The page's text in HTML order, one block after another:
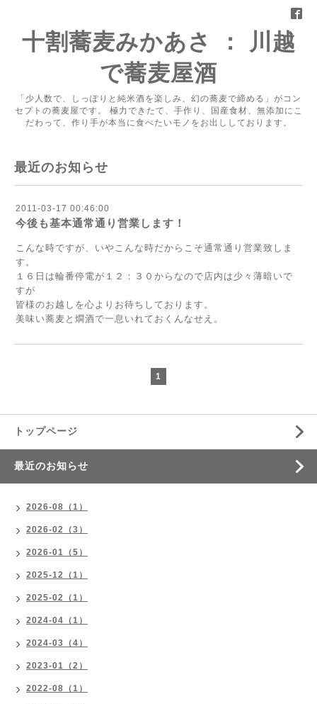
十割蕎麦みかあさ ： 川越
で蕎麦屋酒
「少人数で、しっぽりと純米酒を楽しみ、幻の蕎麦で締める」がコン
セプトの蕎麦屋です。 極力できたて、手作り、国産食材、無添加にこ
だわって、作り手が本当に食べたいモノをお出ししております。
最近のお知らせ
2011-03-17 00:46:00
今後も基本通常通り営業します！
こんな時ですが、いやこんな時だからこそ通常通り営業致しま
す。
１６日は輪番停電が１２：３０からなので店内は少々薄暗いで
すが
皆様のお越しを心よりお待ちしております。
美味い蕎麦と燗酒で一息いれておくんなせえ。
1
トップページ
最近のお知らせ
2026-08（1）
2026-02（3）
2026-01（5）
2025-12（1）
2025-02（1）
2024-04（1）
2024-03（4）
2023-01（2）
2022-08（1）